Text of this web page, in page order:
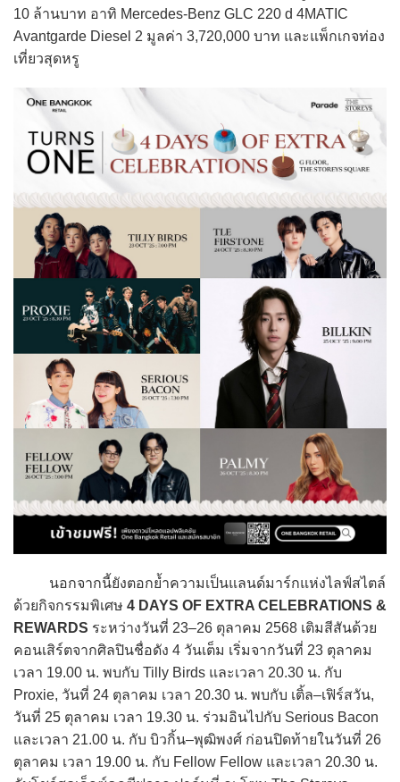
10 ล้านบาท อาทิ Mercedes-Benz GLC 220 d 4MATIC
Avantgarde Diesel 2 มูลค่า 3,720,000 บาท และแพ็กเกจท่อง
เที่ยวสุดหรู
นอกจากนี้ยังตอกย้ำความเป็นแลนด์มาร์กแห่งไลฟ์สไตล์
ด้วยกิจกรรมพิเศษ 4 DAYS OF EXTRA CELEBRATIONS &
REWARDS ระหว่างวันที่ 23–26 ตุลาคม 2568 เติมสีสันด้วย
คอนเสิร์ตจากศิลปินชื่อดัง 4 วันเต็ม เริ่มจากวันที่ 23 ตุลาคม
เวลา 19.00 น. พบกับ Tilly Birds และเวลา 20.30 น. กับ
Proxie, วันที่ 24 ตุลาคม เวลา 20.30 น. พบกับ เติ้ล–เฟิร์สวัน,
วันที่ 25 ตุลาคม เวลา 19.30 น. ร่วมอินไปกับ Serious Bacon
และเวลา 21.00 น. กับ บิวกิ้น–พุฒิพงศ์ ก่อนปิดท้ายในวันที่ 26
ตุลาคม เวลา 19.00 น. กับ Fellow Fellow และเวลา 20.30 น.